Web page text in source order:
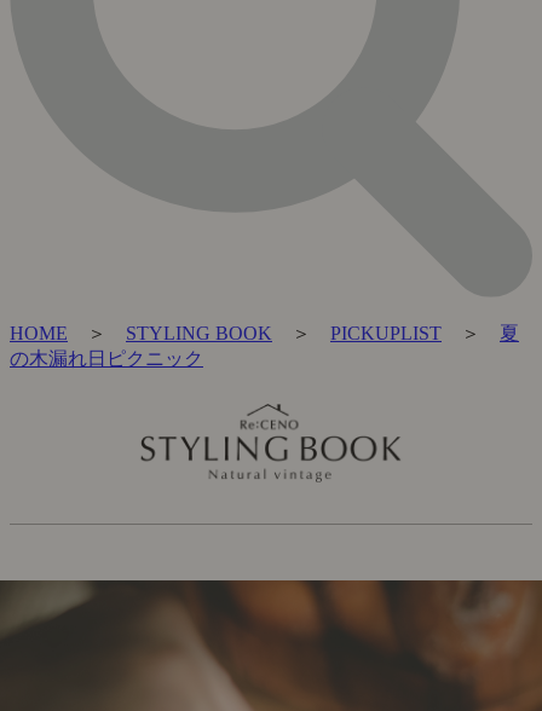
HOME ＞ STYLING BOOK ＞ PICKUPLIST ＞ 夏
の木漏れ日ピクニック